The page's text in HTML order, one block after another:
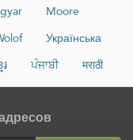
Moore
Українська
ਪੰਜਾਬੀ मराठी